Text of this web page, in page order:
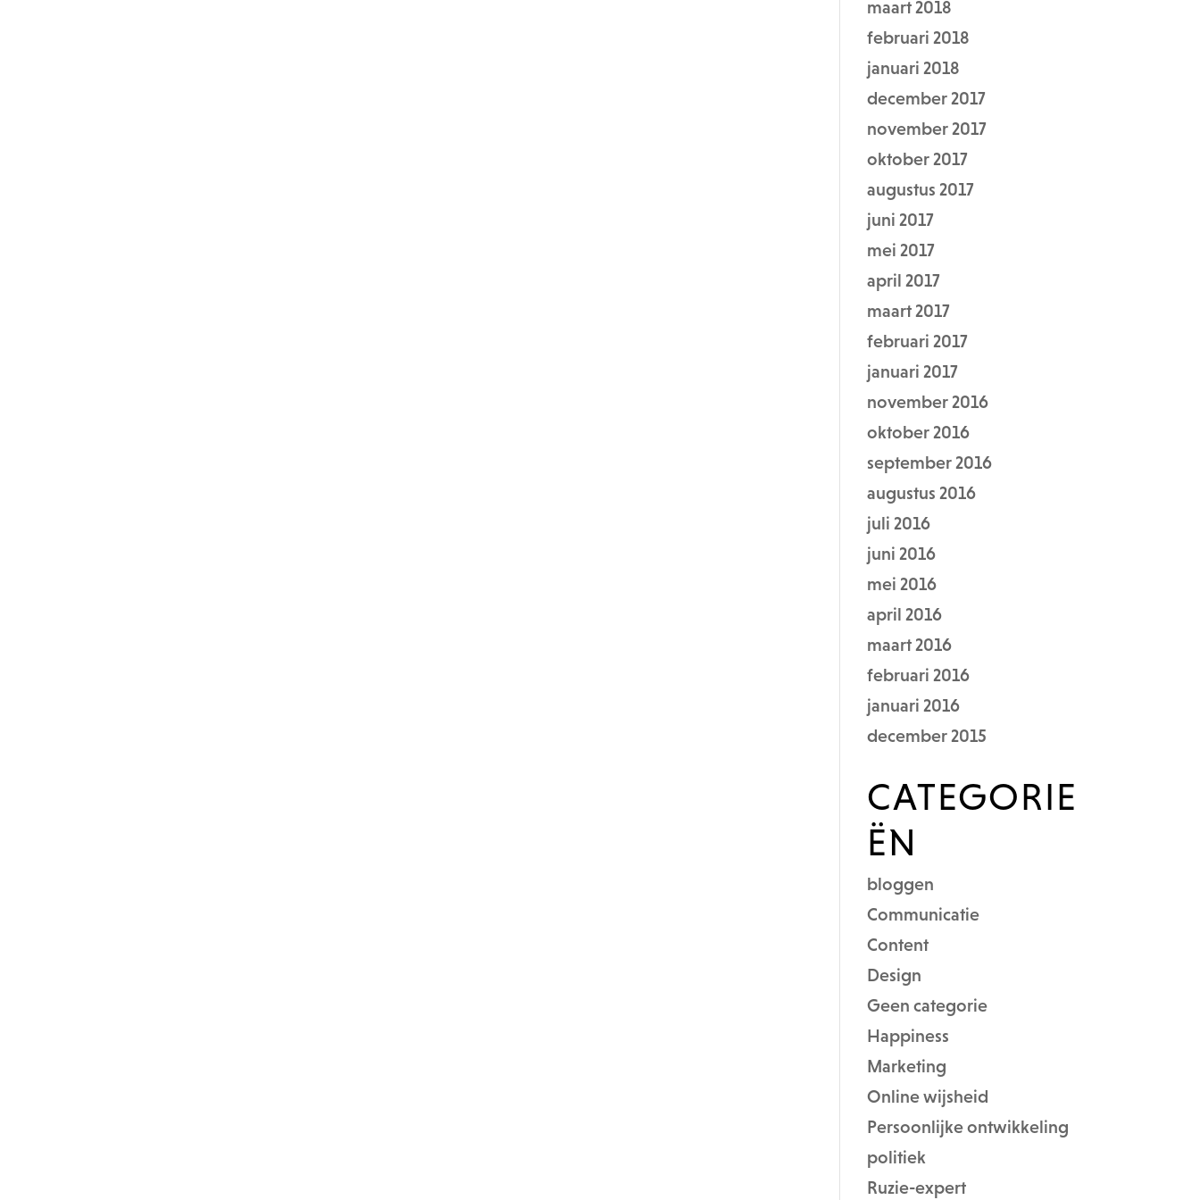
maart 2018
februari 2018
januari 2018
december 2017
november 2017
oktober 2017
augustus 2017
juni 2017
mei 2017
april 2017
maart 2017
februari 2017
januari 2017
november 2016
oktober 2016
september 2016
augustus 2016
juli 2016
juni 2016
mei 2016
april 2016
maart 2016
februari 2016
januari 2016
december 2015
CATEGORIE
ËN
bloggen
Communicatie
Content
Design
Geen categorie
Happiness
Marketing
Online wijsheid
Persoonlijke ontwikkeling
politiek
Ruzie-expert